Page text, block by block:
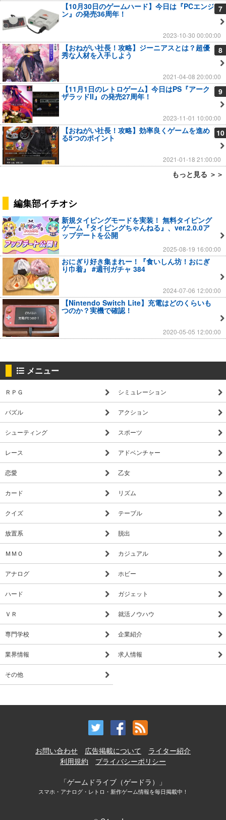
7
【10月30日のゲームハード】今日は『PCエンジ
ン』の発売36周年！
2023-10-30 00:00:00
8
【おねがい社長！攻略】ジーニアスとは？超優
秀な人材を入手しよう
2021-04-08 20:00:00
9
【11月1日のレトロゲーム】今日はPS『アーク
ザラッドII』の発売27周年！
2023-11-01 10:00:00
10
【おねがい社長！攻略】効率良くゲームを進め
る5つのポイント
2021-01-18 21:00:00
もっと見る ＞＞
編集部イチオシ
新規タイピングモードを実装！ 無料タイピング
ゲーム『タイピングちゃんねる』、ver.2.0.0ア
ップデートを公開
2025-08-19 16:00:00
おにぎり好き集まれー！『食いしん坊！おにぎ
り巾着』 #週刊ガチャ 384
2024-07-06 12:00:00
【Nintendo Switch Lite】充電はどのくらいも
つのか？実機で確認！
2020-05-05 12:00:00
メニュー
ＲＰＧ シミュレーション
パズル アクション
シューティング スポーツ
レース アドベンチャー
恋愛 乙女
カード リズム
クイズ テーブル
放置系 脱出
ＭＭＯ カジュアル
アナログ ホビー
ハード ガジェット
ＶＲ 就活ノウハウ
専門学校 企業紹介
業界情報 求人情報
その他
お問い合わせ 広告掲載について
ライター紹介
利用規約
プライバシーポリシー
「ゲームドライブ（ゲードラ）」
スマホ・アナログ・レトロ・新作ゲーム情報を毎日掲載中！